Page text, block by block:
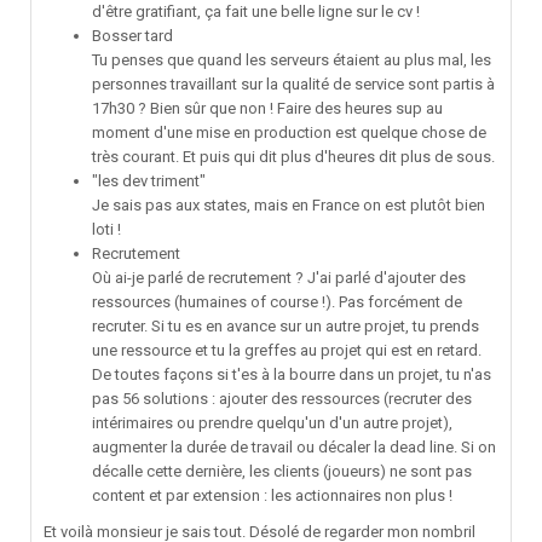
d'être gratifiant, ça fait une belle ligne sur le cv !
Bosser tard
Tu penses que quand les serveurs étaient au plus mal, les
personnes travaillant sur la qualité de service sont partis à
17h30 ? Bien sûr que non ! Faire des heures sup au
moment d'une mise en production est quelque chose de
très courant. Et puis qui dit plus d'heures dit plus de sous.
"les dev triment"
Je sais pas aux states, mais en France on est plutôt bien
loti !
Recrutement
Où ai-je parlé de recrutement ? J'ai parlé d'ajouter des
ressources (humaines of course !). Pas forcément de
recruter. Si tu es en avance sur un autre projet, tu prends
une ressource et tu la greffes au projet qui est en retard.
De toutes façons si t'es à la bourre dans un projet, tu n'as
pas 56 solutions : ajouter des ressources (recruter des
intérimaires ou prendre quelqu'un d'un autre projet),
augmenter la durée de travail ou décaler la dead line. Si on
décalle cette dernière, les clients (joueurs) ne sont pas
content et par extension : les actionnaires non plus !
Et voilà monsieur je sais tout. Désolé de regarder mon nombril